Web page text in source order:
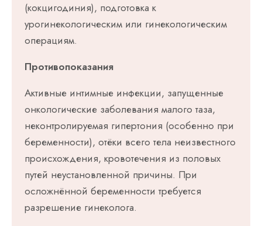
(кокцигодиния), подготовка к
урогинекологическим или гинекологическим
операциям.
Противопоказания
Активные интимные инфекции, запущенные
онкологические заболевания малого таза,
неконтролируемая гипертония (особенно при
беременности), отёки всего тела неизвестного
происхождения, кровотечения из половых
путей неустановленной причины. При
осложнённой беременности требуется
разрешение гинеколога.